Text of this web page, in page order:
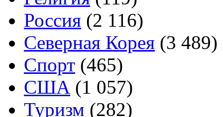
Россия (2 116)
Северная Корея (3 489)
Спорт (465)
США (1 057)
Туризм (282)